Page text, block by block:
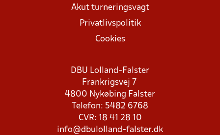
Akut turneringsvagt
Privatlivspolitik
Cookies
DBU Lolland-Falster
Frankrigsvej 7
4800 Nykøbing Falster
Telefon: 5482 6768
CVR: 18 41 28 10
info@dbulolland-falster.dk